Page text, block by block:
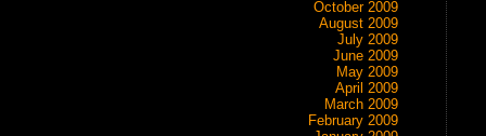
October 2009
August 2009
July 2009
June 2009
May 2009
April 2009
March 2009
February 2009